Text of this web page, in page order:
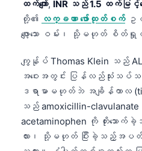
ထက်ကျော်, INR သည် 1.5 ထက်မြင့်န
တို့၏ လက္ခဏာ ဖော်ထုတ်စက်ဥပ
ဖျော့သော ဝမ်း၊ သို့မဟုတ် စိတ်ရှုပ်
ကျွန်ုပ် Thomas Klein သည်
အဝေးအတွင်း ပြန်လည်သုံးသပ်သ
ဒရာမာမဟုတ်ဘဲ အချိန်ကာလ
သည် amoxicillin-
acetaminophen ကို တိုးသောက်ခဲ့သ
လား၊ သို့မဟုတ် ပြီးခဲ့သည့်အပ